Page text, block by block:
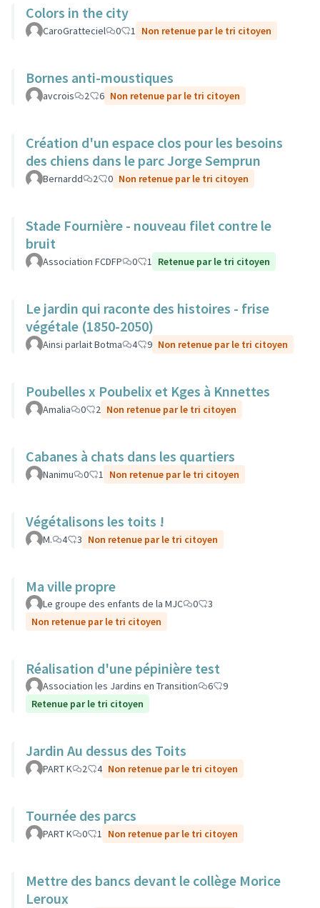
Colors in the city
CaroGratteciel 0 1 Non retenue par le tri citoyen
Bornes anti-moustiques
avcrois 2 6 Non retenue par le tri citoyen
Création d'un espace clos pour les besoins
des chiens dans le parc Jorge Semprun
Bernardd 2 0 Non retenue par le tri citoyen
Stade Fournière - nouveau filet contre le
bruit
Association FCDFP 0 1 Retenue par le tri citoyen
Le jardin qui raconte des histoires - frise
végétale (1850-2050)
Ainsi parlait Botma 4 9 Non retenue par le tri citoyen
Poubelles x Poubelix et Kges à Knnettes
Amalia 0 2 Non retenue par le tri citoyen
Cabanes à chats dans les quartiers
Nanimu 0 1 Non retenue par le tri citoyen
Végétalisons les toits !
M. 4 3 Non retenue par le tri citoyen
Ma ville propre
Le groupe des enfants de la MJC 0
3
Non retenue par le tri citoyen
Réalisation d'une pépinière test
Association les Jardins en Transition 6
9
Retenue par le tri citoyen
Jardin Au dessus des Toits
PART K 2 4 Non retenue par le tri citoyen
Tournée des parcs
PART K 0 1 Non retenue par le tri citoyen
Mettre des bancs devant le collège Morice
Leroux